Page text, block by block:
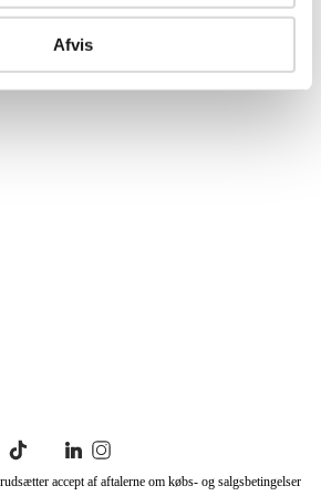
Afvis
accept af aftalerne om købs- og salgsbetingelser